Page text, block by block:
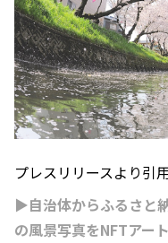
プレスリリースより引
▶自治体からふるさと
の風景写真をNFTアー